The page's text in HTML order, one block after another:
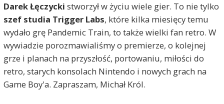
Darek Łęczycki stworzył w życiu wiele gier. To nie tylko
szef studia Trigger Labs, które kilka miesięcy temu
wydało grę Pandemic Train, to także wielki fan retro. W
wywiadzie porozmawialiśmy o premierze, o kolejnej
grze i planach na przyszłość, portowaniu, miłości do
retro, starych konsolach Nintendo i nowych grach na
Game Boy'a. Zapraszam, Michał Król.